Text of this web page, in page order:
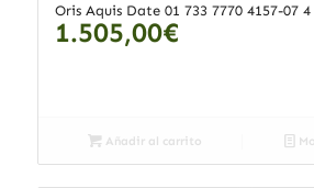
Oris Aquis Date 01 733 7770 4157-07 4
1.505,00€
Añadir al carrito